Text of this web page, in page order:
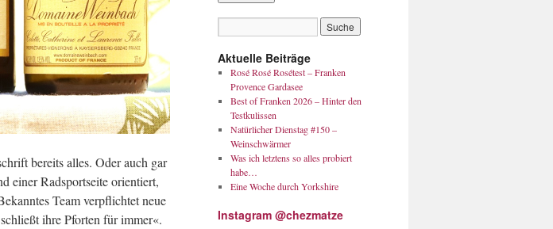
bereits alles. Oder auch gar
einer Radsportseite orientiert,
Team verpflichtet neue
ihre Pforten für immer«.
Aktuelle Beiträge
Rosé Rosé Rosétest – Franken
Provence Gardasee
Best of Franken 2026 – Hinter den
Testkulissen
Natürlicher Dienstag #150 –
Weinschwärmer
Was ich letztens so alles probiert
habe…
Eine Woche durch Yorkshire
Instagram @chezmatze